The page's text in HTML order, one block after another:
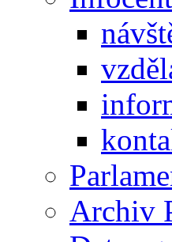
Archiv